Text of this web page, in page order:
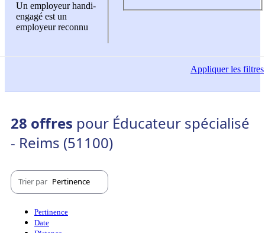
Un employeur handi-
engagé est un
employeur reconnu
Appliquerles filtres
28 offres pour Éducateur spécialisé
- Reims (51100)
Trier par Pertinence
Pertinence
Date